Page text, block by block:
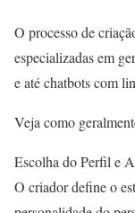
O processo de
especializadas em
e até chatbots com
Veja como
Escolha do Perfil e
O criador define o